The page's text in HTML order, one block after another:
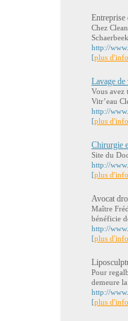
Entreprise
Chez
http://
[plus
Lavage de
Vous avez
Vitr’eau
http://
[plus
Chirurgie
Site du
http://
[plus
Avocat
Maître
bénéficie
http://
[plus
Pour
demeure
http://
[plus